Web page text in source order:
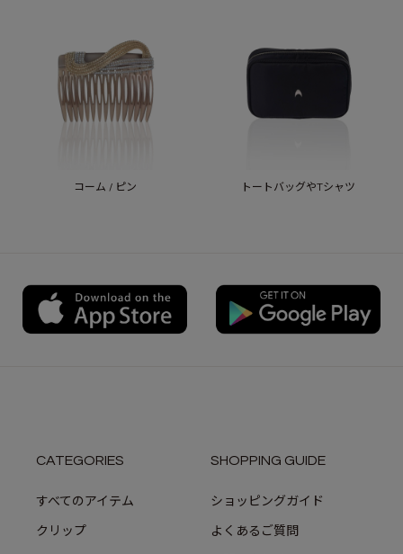
コーム / ピン トートバッグやTシャツ
CATEGORIES
すべてのアイテム
クリップ
SHOPPING GUIDE
ショッピングガイド
よくあるご質問